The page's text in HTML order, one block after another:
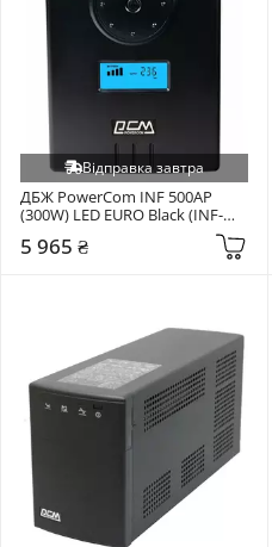
Відправка завтра
ДБЖ PowerCom INF 500AP
(300W) LED EURO Black (INF-
5 965 ₴